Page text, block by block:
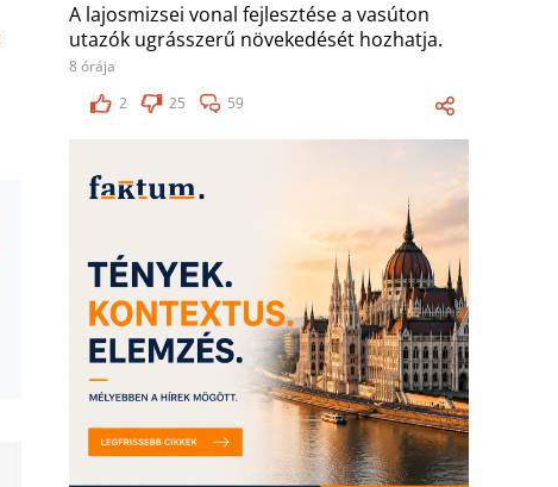
A lajosmizsei vonal fejlesztése a vasúton
utazók ugrásszerű növekedését hozhatja.
8 órája
2
25 59